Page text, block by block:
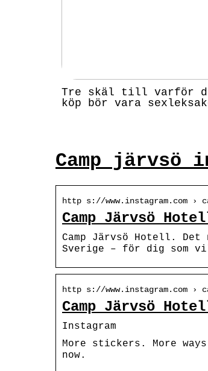
Tre skäl till varför
köp bör vara
Camp järvsö
http s://www.instagram.com ›
Camp Järvsö
Camp Järvsö Hotell.
Sverige – för dig som
http s://www.instagram.com ›
Camp Järvsö
Instagram
More stickers. More
now.